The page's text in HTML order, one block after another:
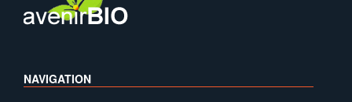
NAVIGATION